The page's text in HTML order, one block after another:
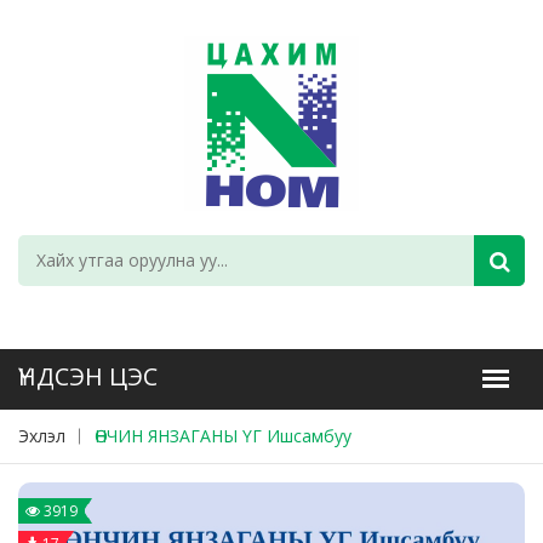
Эхлэл ӨНЧИН ЯНЗАГАНЫ ҮГ Ишсамбуу
3919